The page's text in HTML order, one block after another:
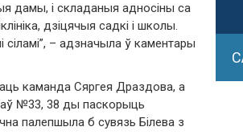
дамы, і складаныя адносіны са
дзіцячыя садкі і школы.
– адзначыла ў каментары
каманда Сяргея Драздова, а
№33, 38 ды паскорыць
палепшыла б сувязь Білева з